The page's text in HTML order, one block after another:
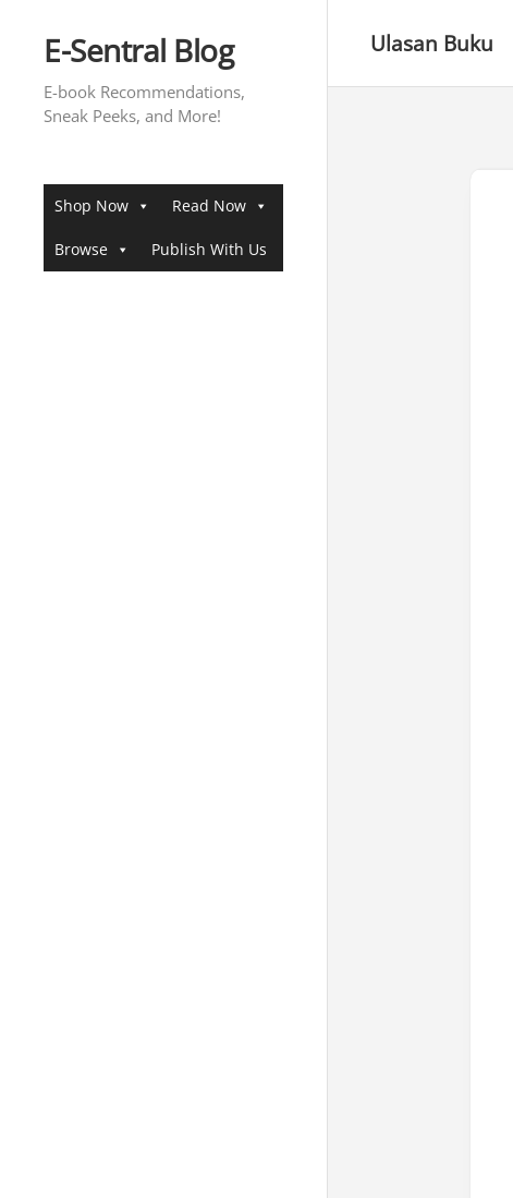
contentE-Sentral Blog
E-book Recommendations,
Sneak Peeks, and More!
Shop Now Read Now
Browse Publish With Us
Ulasan Buku